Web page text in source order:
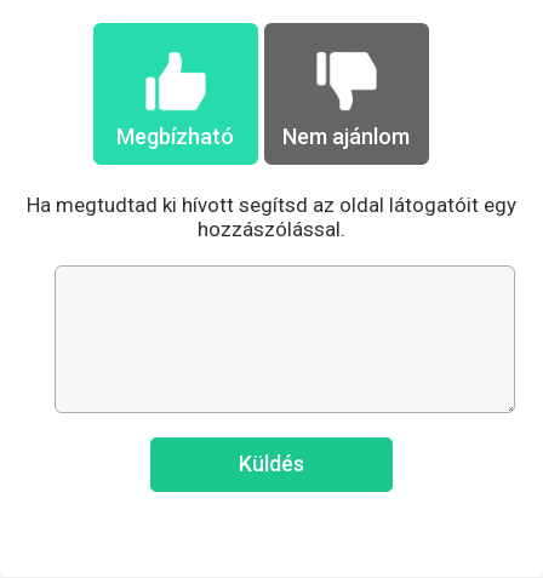
Megbízható Nem ajánlom
Ha megtudtad ki hívott segítsd az oldal látogatóit egy
hozzászólással.
Küldés